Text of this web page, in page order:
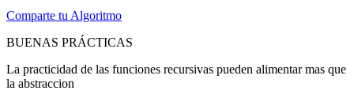
Comparte tu Algoritmo
BUENAS PRÁCTICAS
La practicidad de las funciones recursivas pueden alimentar mas que
la abstraccion